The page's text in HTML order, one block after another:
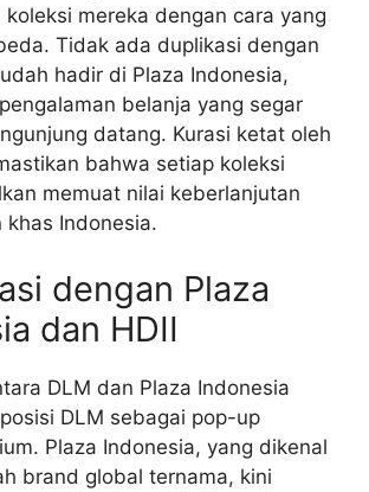
koleksi mereka dengan cara yang
Tidak ada duplikasi dengan
hadir di Plaza Indonesia,
belanja yang segar
datang. Kurasi ketat oleh
bahwa setiap koleksi
memuat nilai keberlanjutan
khas Indonesia.
dengan Plaza
dan HDII
DLM dan Plaza Indonesia
DLM sebagai pop-up
Plaza Indonesia, yang dikenal
brand global ternama, kini